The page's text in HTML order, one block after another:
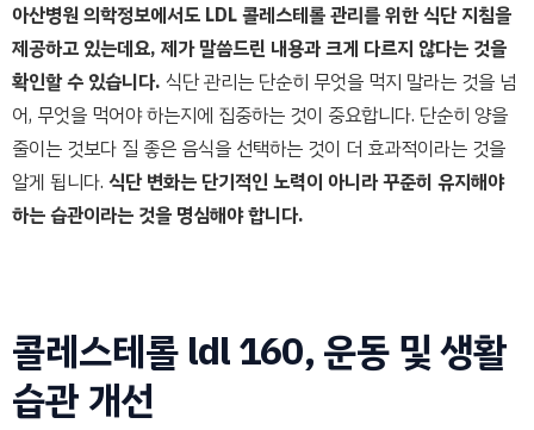
아산병원 의학정보에서도 LDL 콜레스테롤 관리를 위한 식단 지침을
제공하고 있는데요, 제가 말씀드린 내용과 크게 다르지 않다는 것을
확인할 수 있습니다. 식단 관리는 단순히 무엇을 먹지 말라는 것을 넘
어, 무엇을 먹어야 하는지에 집중하는 것이 중요합니다. 단순히 양을
줄이는 것보다 질 좋은 음식을 선택하는 것이 더 효과적이라는 것을
알게 됩니다. 식단 변화는 단기적인 노력이 아니라 꾸준히 유지해야
하는 습관이라는 것을 명심해야 합니다.
콜레스테롤 ldl 160, 운동 및 생활
습관 개선